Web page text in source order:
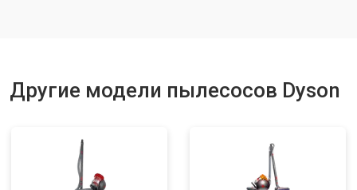
Другие модели пылесосов Dyson